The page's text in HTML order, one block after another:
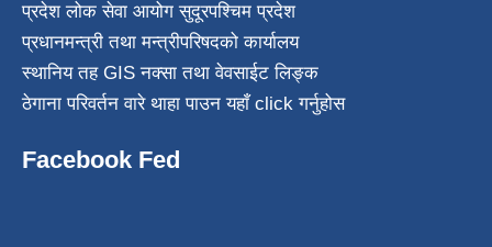
प्रदेश लोक सेवा आयोग सुदूरपश्चिम प्रदेश
प्रधानमन्त्री तथा मन्त्रीपरिषदको कार्यालय
स्थानिय तह GIS नक्सा तथा वेवसाईट लिङ्क
ठेगाना परिवर्तन वारे थाहा पाउन यहाँ click गर्नुहोस
Facebook Fed